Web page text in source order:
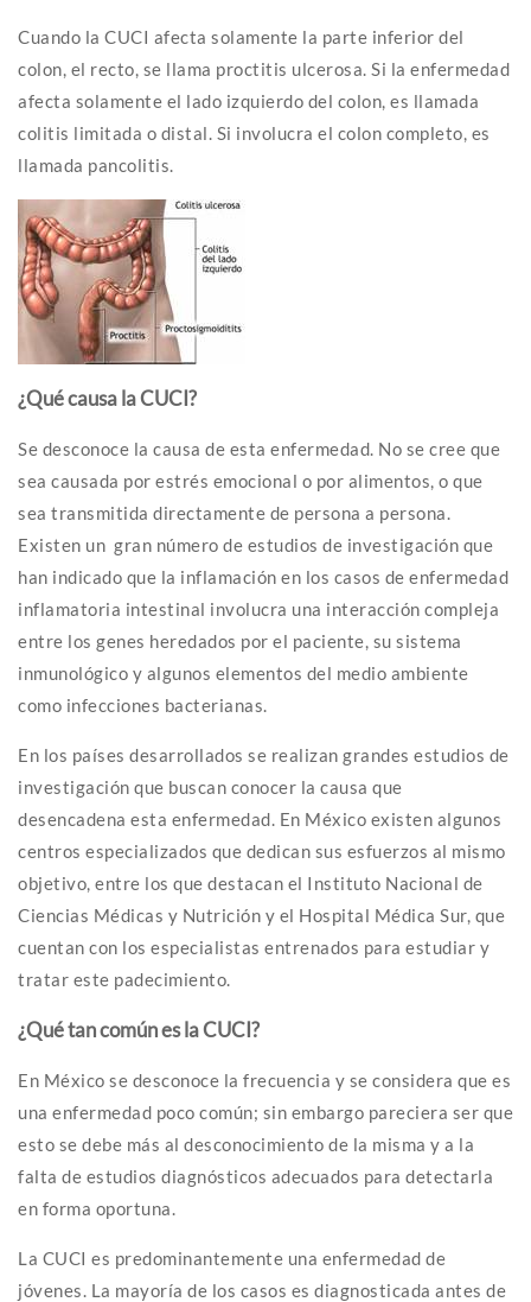
Cuando la CUCI afecta solamente la parte inferior del
colon, el recto, se llama proctitis ulcerosa. Si la enfermedad
afecta solamente el lado izquierdo del colon, es llamada
colitis limitada o distal. Si involucra el colon completo, es
llamada pancolitis.
¿Qué causa la CUCI?
Se desconoce la causa de esta enfermedad. No se cree que
sea causada por estrés emocional o por alimentos, o que
sea transmitida directamente de persona a persona.
Existen un gran número de estudios de investigación que
han indicado que la inflamación en los casos de enfermedad
inflamatoria intestinal involucra una interacción compleja
entre los genes heredados por el paciente, su sistema
inmunológico y algunos elementos del medio ambiente
como infecciones bacterianas.
En los países desarrollados se realizan grandes estudios de
investigación que buscan conocer la causa que
desencadena esta enfermedad. En México existen algunos
centros especializados que dedican sus esfuerzos al mismo
objetivo, entre los que destacan el Instituto Nacional de
Ciencias Médicas y Nutrición y el Hospital Médica Sur, que
cuentan con los especialistas entrenados para estudiar y
tratar este padecimiento.
¿Qué tan común es la CUCI?
En México se desconoce la frecuencia y se considera que es
una enfermedad poco común; sin embargo pareciera ser que
esto se debe más al desconocimiento de la misma y a la
falta de estudios diagnósticos adecuados para detectarla
en forma oportuna.
La CUCI es predominantemente una enfermedad de
jóvenes. La mayoría de los casos es diagnosticada antes de